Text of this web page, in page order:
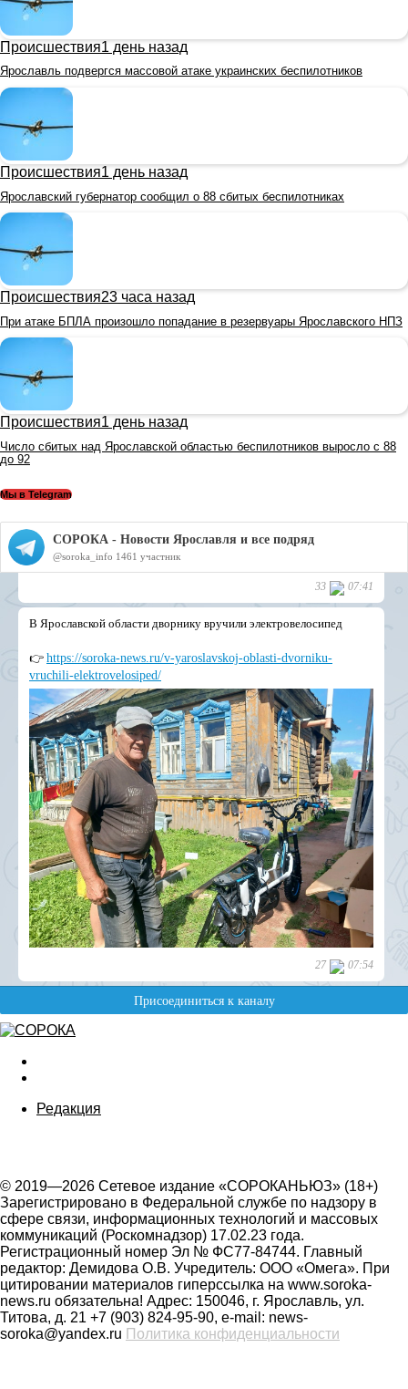
Происшествия1 день назад
Ярославль подвергся массовой атаке украинских беспилотников
Происшествия1 день назад
Ярославский губернатор сообщил о 88 сбитых беспилотниках
Происшествия23 часа назад
При атаке БПЛА произошло попадание в резервуары Ярославского НПЗ
Происшествия1 день назад
Число сбитых над Ярославской областью беспилотников выросло с 88
до 92
Мы в Telegram
Редакция
© 2019—2026 Сетевое издание «СОРОКАНЬЮЗ» (18+)
Зарегистрировано в Федеральной службе по надзору в
сфере связи, информационных технологий и массовых
коммуникаций (Роскомнадзор) 17.02.23 года.
Регистрационный номер Эл № ФС77-84744. Главный
редактор: Демидова О.В. Учредитель: ООО «Омега». При
цитировании материалов гиперссылка на www.soroka-
news.ru обязательна! Адрес: 150046, г. Ярославль, ул.
Титова, д. 21 +7 (903) 824-95-90, e-mail: news-
soroka@yandex.ru Политика конфиденциальности